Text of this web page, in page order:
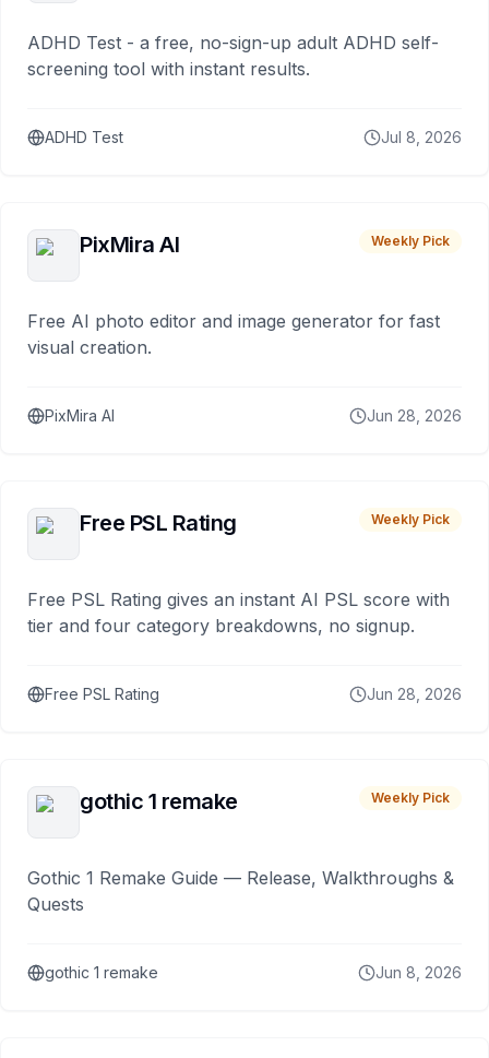
ADHD Test - a free, no-sign-up adult ADHD self-
screening tool with instant results.
ADHD Test Jul 8, 2026
PixMira AI Weekly Pick
Free AI photo editor and image generator for fast
visual creation.
PixMira AI Jun 28, 2026
Free PSL Rating Weekly Pick
Free PSL Rating gives an instant AI PSL score with
tier and four category breakdowns, no signup.
Free PSL Rating Jun 28, 2026
gothic 1 remake Weekly Pick
Gothic 1 Remake Guide — Release, Walkthroughs &
Quests
gothic 1 remake Jun 8, 2026